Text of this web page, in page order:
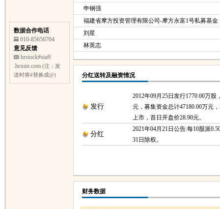
数据合作电话
010-85650704
意见反馈
hrstock#staff
.hexun.com (注：发
送时将#替换成@)
申钢强
福建省摩方投资管理有限公司-摩方永富1号私募基金
刘星
林英志
分红送转及融资情况
发行
2012年09月25日发行1770.00万股
元，募集资金总计47180.00万元
上市，首日开盘价28.90元。
分红
2021年04月21日公告:每10股派
31日除权。
财务数据